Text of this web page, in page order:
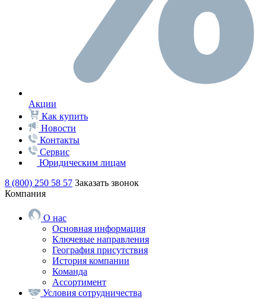
Акции
Как купить
Новости
Контакты
Сервис
Юридическим лицам
8 (800) 250 58 57 Заказать звонок
Компания
О нас
Основная информация
Ключевые направления
География присутствия
История компании
Команда
Ассортимент
Условия сотрудничества